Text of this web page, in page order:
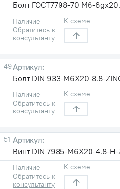
Болт ГОСТ7798-70 М6-
Наличие
Обратитесь к
консультанту
К схеме
49
Болт DIN 933-M6X20-8.8-
Наличие
Обратитесь к
консультанту
К схеме
51
Винт DIN 7985-M6X20-4.8-H-
Наличие
Обратитесь к
консультанту
К схеме